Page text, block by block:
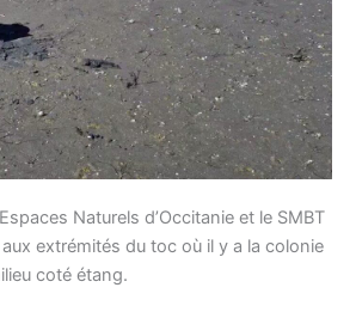
Naturels d’Occitanie et le SMBT
extrémités du toc où il y a la colonie
coté étang.